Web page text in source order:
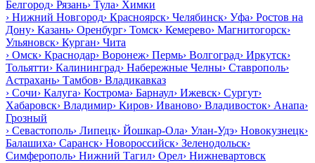
Белгород› Рязань› Тула› Химки
› Нижний Новгород› Красноярск› Челябинск› Уфа› Ростов на
Дону› Казань› Оренбург› Томск› Кемерево› Магнитогорск›
Ульяновск› Курган› Чита
› Омск› Краснодар› Воронеж› Пермь› Волгоград› Иркутск›
Тольятти› Калининград› Набережные Челны› Ставрополь›
Астрахань› Тамбов› Владикавказ
› Сочи› Калуга› Кострома› Барнаул› Ижевск› Сургут›
Хабаровск› Владимир› Киров› Иваново› Владивосток› Анапа›
Грозный
› Севастополь› Липецк› Йошкар-Ола› Улан-Удэ› Новокузнецк›
Балашиха› Саранск› Новороссийск› Зеленодольск›
Симферополь› Нижний Тагил› Орел› Нижневартовск